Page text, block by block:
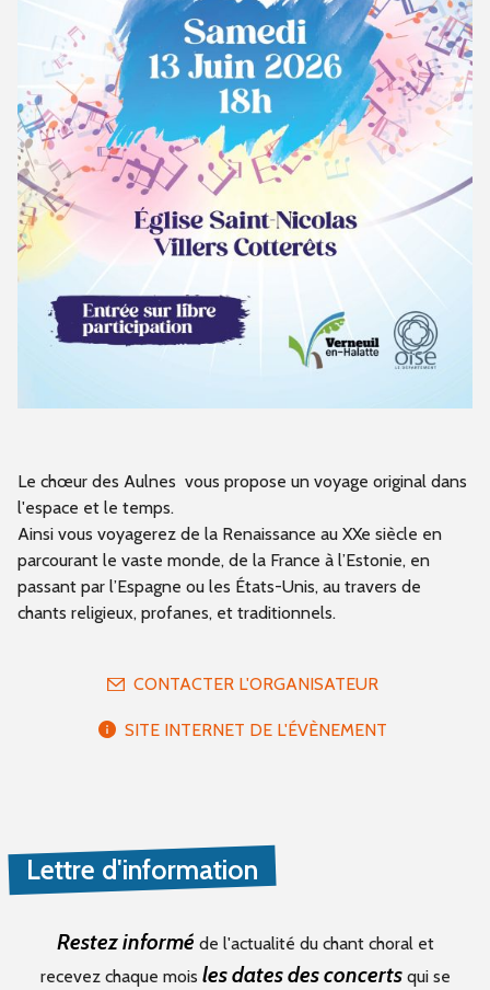
Le chœur des Aulnes vous propose un voyage original dans
l'espace et le temps.
Ainsi vous voyagerez de la Renaissance au XXe siècle en
parcourant le vaste monde, de la France à l’Estonie, en
passant par l’Espagne ou les États-Unis, au travers de
chants religieux, profanes, et traditionnels.
CONTACTER L'ORGANISATEUR
SITE INTERNET DE L'ÉVÈNEMENT
Lettre d'information
Restez informé de l'actualité du chant choral et
recevez chaque mois les dates des concertsqui se